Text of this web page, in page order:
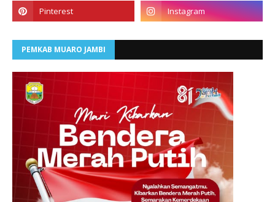
PEMKAB MUARO JAMBI